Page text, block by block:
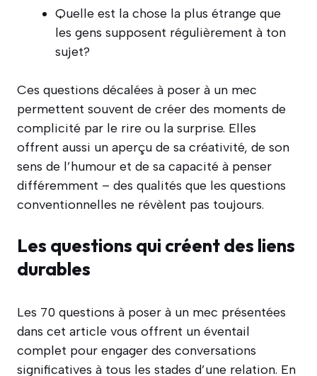
Quelle est la chose la plus étrange que
les gens supposent régulièrement à ton
sujet?
Ces questions décalées à poser à un mec
permettent souvent de créer des moments de
complicité par le rire ou la surprise. Elles
offrent aussi un aperçu de sa créativité, de son
sens de l’humour et de sa capacité à penser
différemment – des qualités que les questions
conventionnelles ne révèlent pas toujours.
Les questions qui créent des liens
durables
Les 70 questions à poser à un mec présentées
dans cet article vous offrent un éventail
complet pour engager des conversations
significatives à tous les stades d’une relation. En